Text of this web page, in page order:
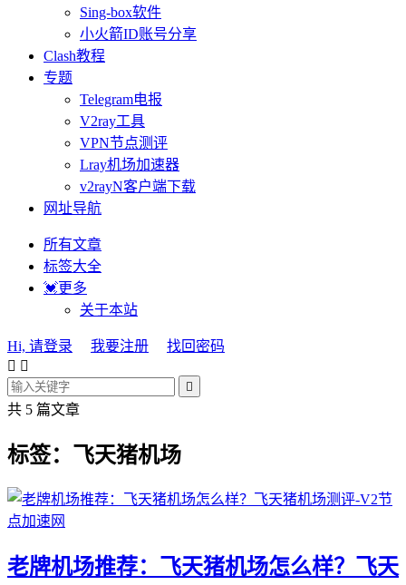
Sing-box软件
小火箭ID账号分享
Clash教程
专题
Telegram电报
V2ray工具
VPN节点测评
Lray机场加速器
v2rayN客户端下载
网址导航
所有文章
标签大全
💓更多
关于本站
Hi, 请登录 我要注册
找回密码
 

共 5 篇文章
标签：飞天猪机场
老牌机场推荐：飞天猪机场怎么样？飞天